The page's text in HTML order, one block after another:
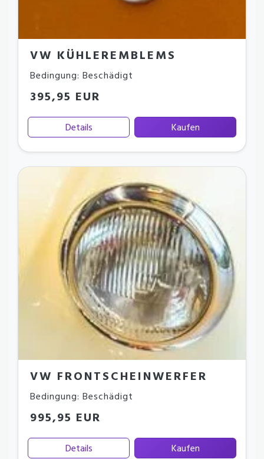
VW KÜHLEREMBLEMS
Bedingung: Beschädigt
395,95 EUR
Details Kaufen
VW FRONTSCHEINWERFER
Bedingung: Beschädigt
995,95 EUR
Details Kaufen